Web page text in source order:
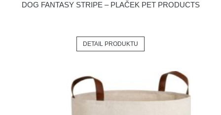
DOG FANTASY STRIPE – PLAČEK PET PRODUCTS
DETAIL PRODUKTU